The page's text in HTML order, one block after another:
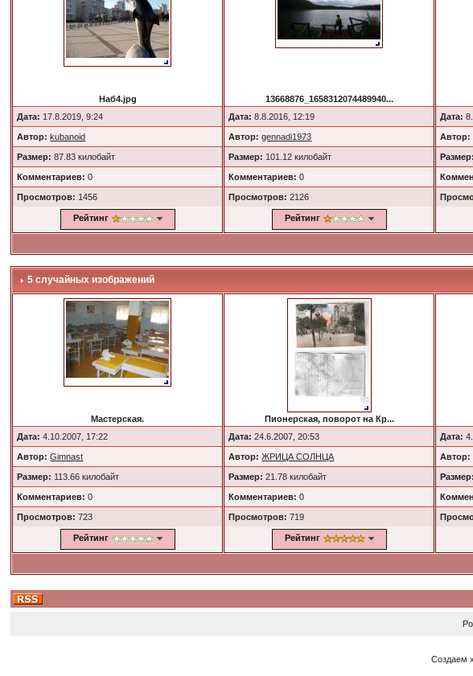
Наб4.jpg
Дата: 17.8.2019, 9:24
Автор: kubanoid
Размер: 87.83 килобайт
Комментариев: 0
Просмотров: 1456
Рейтинг
13668876_1658312074489940...
Дата: 8.8.2016, 12:19
Автор: gennadi1973
Размер: 101.12 килобайт
Комментариев: 0
Просмотров:2126
Рейтинг
Дата:
Автор:
Размер:
5 случайных изображений
Мастерская.
Дата: 4.10.2007, 17:22
Автор: Gimnast
Размер: 113.66 килобайт
Комментариев: 0
Просмотров:723
Рейтинг
Пионерская, поворот на Кр...
Дата: 24.6.2007, 20:53
Автор: ЖРИЦА СОЛНЦА
Размер: 21.78 килобайт
Комментариев: 0
Просмотров:719
Рейтинг
Дата:
Автор:
Размер:
Создаем